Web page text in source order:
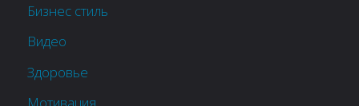
Бизнес стиль
Видео
Здоровье